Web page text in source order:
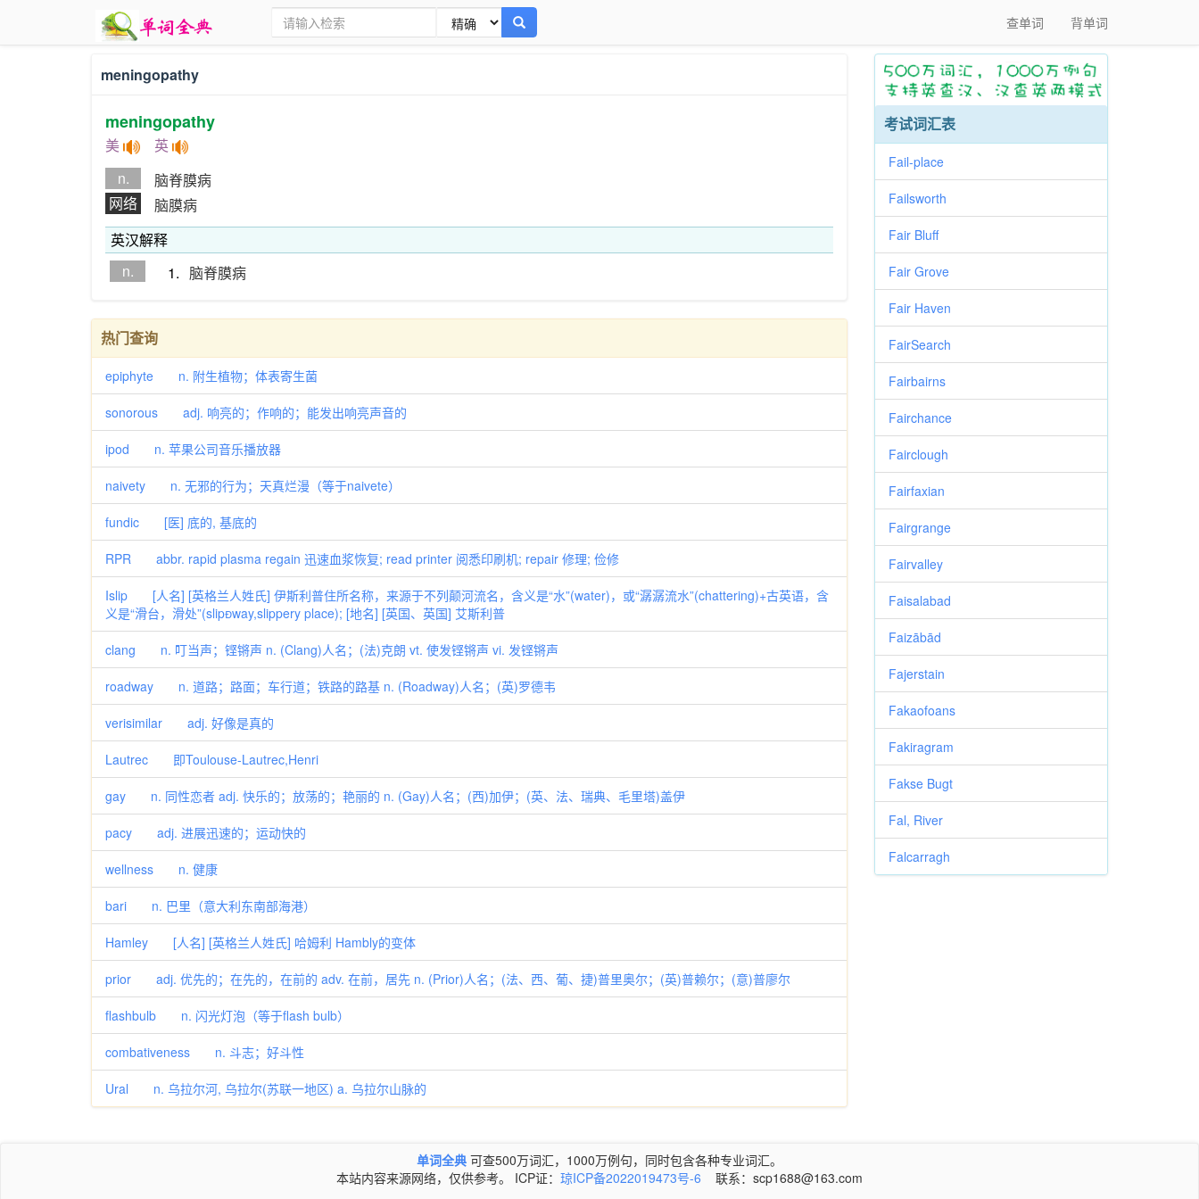
查单词 背单词
meningopathy
meningopathy
美 英
n.
脑脊膜病
网络
脑膜病
英汉解释
n.
1. 脑脊膜病
热门查询
epiphyte n. 附生植物；体表寄生菌
sonorous adj. 响亮的；作响的；能发出响亮声音的
ipod n. 苹果公司音乐播放器
naivety n. 无邪的行为；天真烂漫（等于naivete）
fundic [医] 底的, 基底的
RPR abbr. rapid plasma regain 迅速血浆恢复; read printer 阅悉印刷机; repair 修理; 俭修
Islip [人名] [英格兰人姓氏] 伊斯利普住所名称，来源于不列颠河流名，含义是“水”(water)，或“潺潺流水”(chattering)+古英语，含
义是“滑台，滑处”(slipway,slippery place); [地名] [英国、英国] 艾斯利普
clang n. 叮当声；铿锵声 n. (Clang)人名；(法)克朗 vt. 使发铿锵声 vi. 发铿锵声
roadway n. 道路；路面；车行道；铁路的路基 n. (Roadway)人名；(英)罗德韦
verisimilar adj. 好像是真的
Lautrec 即Toulouse-Lautrec,Henri
gay n. 同性恋者 adj. 快乐的；放荡的；艳丽的 n. (Gay)人名；(西)加伊；(英、法、瑞典、毛里塔)盖伊
pacy adj. 进展迅速的；运动快的
wellness n. 健康
bari n. 巴里（意大利东南部海港）
Hamley [人名] [英格兰人姓氏] 哈姆利 Hambly的变体
prior adj. 优先的；在先的，在前的 adv. 在前，居先 n. (Prior)人名；(法、西、葡、捷)普里奥尔；(英)普赖尔；(意)普廖尔
flashbulb n. 闪光灯泡（等于flash bulb）
combativeness n. 斗志；好斗性
Ural n. 乌拉尔河, 乌拉尔(苏联一地区) a. 乌拉尔山脉的
考试词汇表
Fail-place
Failsworth
Fair Bluff
Fair Grove
Fair Haven
FairSearch
Fairbairns
Fairchance
Fairclough
Fairfaxian
Fairgrange
Fairvalley
Faisalabad
Faizābād
Fajerstain
Fakaofoans
Fakiragram
Fakse Bugt
Fal, River
Falcarragh
单词全典 可查500万词汇，1000万例句，同时包含各种专业词汇。
本站内容来源网络，仅供参考。 ICP证： 琼ICP备2022019473号-6 联系：scp1688@163.com